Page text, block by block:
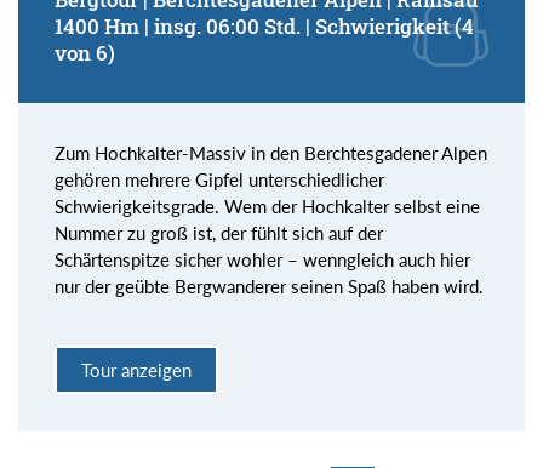
1400 Hm | insg. 06:00 Std. | Schwierigkeit (4
von 6)
Zum Hochkalter-Massiv in den Berchtesgadener Alpen
gehören mehrere Gipfel unterschiedlicher
Schwierigkeitsgrade. Wem der Hochkalter selbst eine
Nummer zu groß ist, der fühlt sich auf der
Schärtenspitze sicher wohler – wenngleich auch hier
nur der geübte Bergwanderer seinen Spaß haben wird.
Tour anzeigen